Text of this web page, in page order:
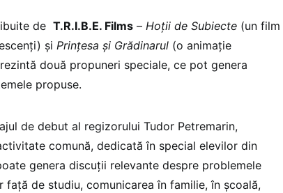
de T.R.I.B.E. Films – Hoții de Subiecte (un film
și Prințesa și Grădinarul (o animație
două propuneri speciale, ce pot genera
propuse.
de debut al regizorului Tudor Petremarin,
comună, dedicată în special elevilor din
genera discuții relevante despre problemele
față de studiu, comunicarea în familie, în școală,